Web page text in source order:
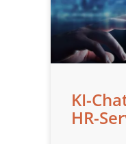
KI-
HR-